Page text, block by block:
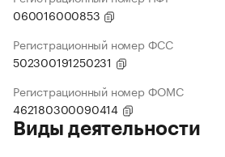
060016000853
Регистрационный номер ФСС
502300191250231
Регистрационный номер ФОМС
462180300090414
Виды деятельности